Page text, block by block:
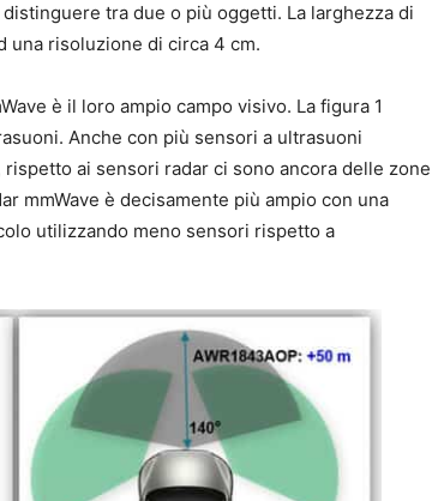
tra due o più oggetti. La larghezza di
una risoluzione di circa 4 cm.
è il loro ampio campo visivo. La figura 1
Anche con più sensori a ultrasuoni
ai sensori radar ci sono ancora delle zone
mmWave è decisamente più ampio con una
utilizzando meno sensori rispetto a